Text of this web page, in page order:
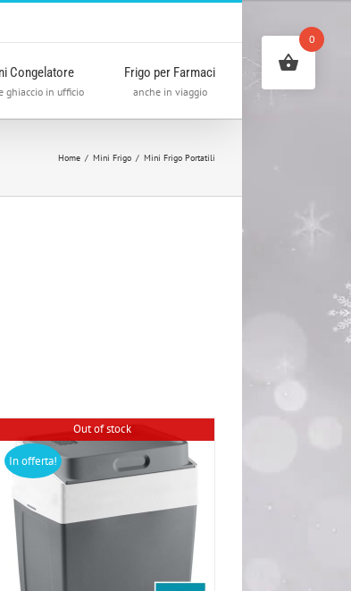
Congelatore
ghiaccio in ufficio
Frigo per Farmaci
anche in viaggio
Home / Mini Frigo / Mini Frigo Portatili
In offerta!
Out of stock
0